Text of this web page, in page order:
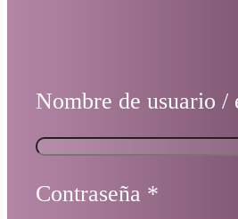
Nombre de usuario /
Contraseña *